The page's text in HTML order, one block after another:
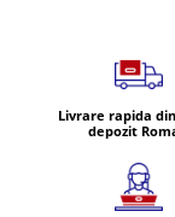
Volvo Model FM
Lumini, Becuri,
Accesorii
Bare LED (LED
Livrare rapida
depozit